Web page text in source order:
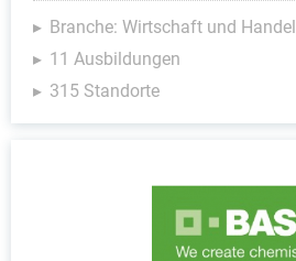
Branche: Wirtschaft und Handel
11 Ausbildungen
315 Standorte